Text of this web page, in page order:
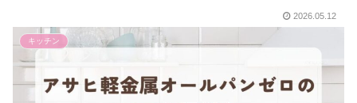
2026.05.12
キッチン